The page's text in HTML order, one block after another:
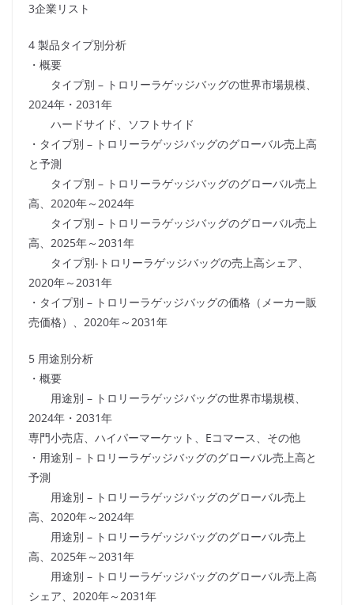
3企業リスト
4 製品タイプ別分析
・概要
タイプ別 – トロリーラゲッジバッグの世界市場規模、
2024年・2031年
ハードサイド、ソフトサイド
・タイプ別 – トロリーラゲッジバッグのグローバル売上高
と予測
タイプ別 – トロリーラゲッジバッグのグローバル売上
高、2020年～2024年
タイプ別 – トロリーラゲッジバッグのグローバル売上
高、2025年～2031年
タイプ別-トロリーラゲッジバッグの売上高シェア、
2020年～2031年
・タイプ別 – トロリーラゲッジバッグの価格（メーカー販
売価格）、2020年～2031年
5 用途別分析
・概要
用途別 – トロリーラゲッジバッグの世界市場規模、
2024年・2031年
専門小売店、ハイパーマーケット、Eコマース、その他
・用途別 – トロリーラゲッジバッグのグローバル売上高と
予測
用途別 – トロリーラゲッジバッグのグローバル売上
高、2020年～2024年
用途別 – トロリーラゲッジバッグのグローバル売上
高、2025年～2031年
用途別 – トロリーラゲッジバッグのグローバル売上高
シェア、2020年～2031年